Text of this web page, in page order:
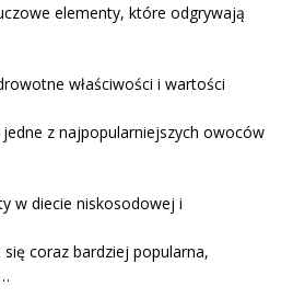
elementy, które odgrywają
właściwości i wartości
z najpopularniejszych owoców
w diecie niskosodowej i
coraz bardziej popularna,